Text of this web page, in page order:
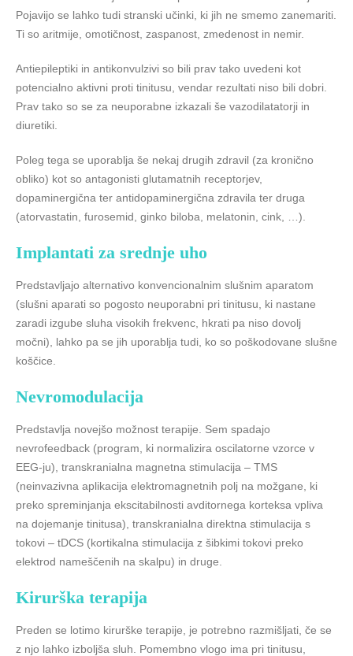
Pojavijo se lahko tudi stranski učinki, ki jih ne smemo zanemariti.
Ti so aritmije, omotičnost, zaspanost, zmedenost in nemir.
Antiepileptiki in antikonvulzivi so bili prav tako uvedeni kot
potencialno aktivni proti tinitusu, vendar rezultati niso bili dobri.
Prav tako so se za neuporabne izkazali še vazodilatatorji in
diuretiki.
Poleg tega se uporablja še nekaj drugih zdravil (za kronično
obliko) kot so antagonisti glutamatnih receptorjev,
dopaminergična ter antidopaminergična zdravila ter druga
(atorvastatin, furosemid, ginko biloba, melatonin, cink, …).
Implantati za srednje uho
Predstavljajo alternativo konvencionalnim slušnim aparatom
(slušni aparati so pogosto neuporabni pri tinitusu, ki nastane
zaradi izgube sluha visokih frekvenc, hkrati pa niso dovolj
močni), lahko pa se jih uporablja tudi, ko so poškodovane slušne
koščice.
Nevromodulacija
Predstavlja novejšo možnost terapije. Sem spadajo
nevrofeedback (program, ki normalizira oscilatorne vzorce v
EEG-ju), transkranialna magnetna stimulacija – TMS
(neinvazivna aplikacija elektromagnetnih polj na možgane, ki
preko spreminjanja ekscitabilnosti avditornega korteksa vpliva
na dojemanje tinitusa), transkranialna direktna stimulacija s
tokovi – tDCS (kortikalna stimulacija z šibkimi tokovi preko
elektrod nameščenih na skalpu) in druge.
Kirurška terapija
Preden se lotimo kirurške terapije, je potrebno razmišljati, če se
z njo lahko izboljša sluh. Pomembno vlogo ima pri tinitusu,